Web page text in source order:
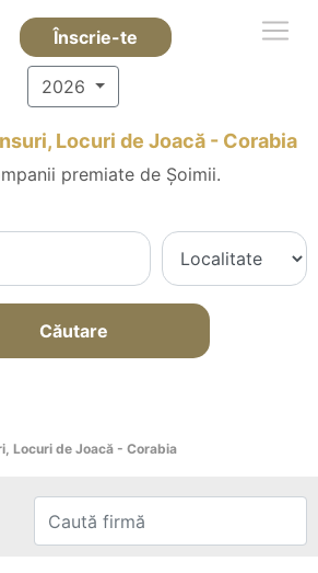
Înscrie-te
2026
Locuri de Joacă - Corabia
premiate de Șoimii.
Căutare
Locuri de Joacă - Corabia